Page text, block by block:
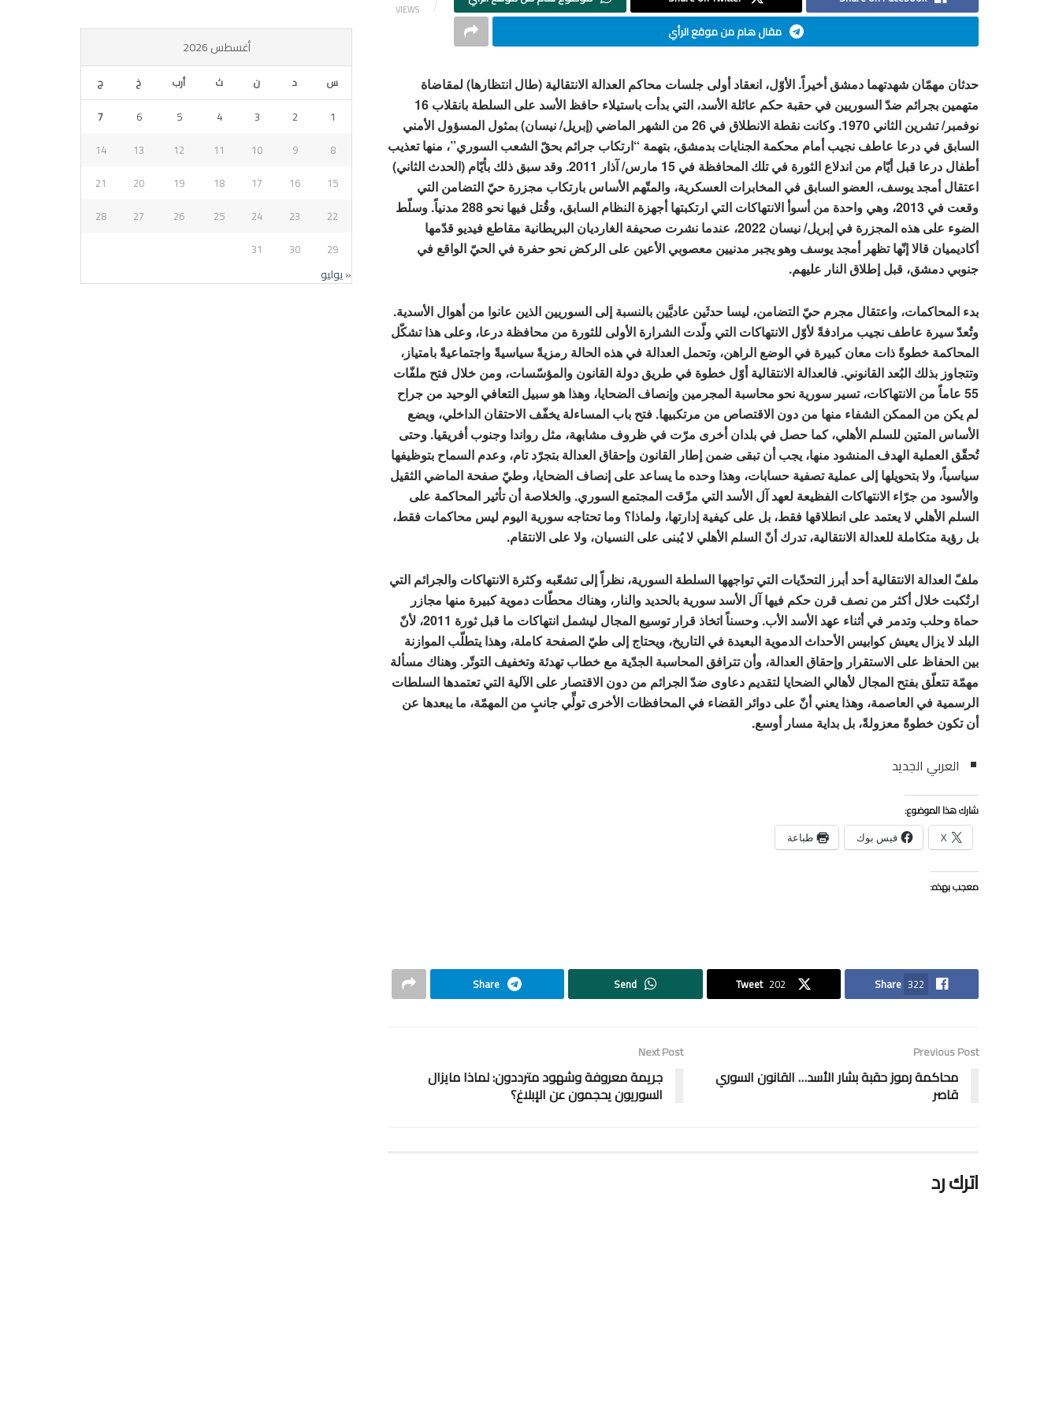
VIEWS
مقال هام من موقع الرأي
حدثان مهمّان شهدتهما دمشق أخيراً. الأوّل، انعقاد أولى جلسات محاكم العدالة الانتقالية (طال انتظارها) لمقاضاة
متهمين بجرائم ضدّ السوريين في حقبة حكم عائلة الأسد، التي بدأت باستيلاء حافظ الأسد على السلطة بانقلاب 16
نوفمبر/ تشرين الثاني 1970. وكانت نقطة الانطلاق في 26 من الشهر الماضي (إبريل/ نيسان) بمثول المسؤول الأمني
السابق في درعا عاطف نجيب أمام محكمة الجنايات بدمشق، بتهمة “ارتكاب جرائم بحقّ الشعب السوري”، منها تعذيب
أطفال درعا قبل أيّام من اندلاع الثورة في تلك المحافظة في 15 مارس/ آذار 2011. وقد سبق ذلك بأيّام (الحدث الثاني)
اعتقال أمجد يوسف، العضو السابق في المخابرات العسكرية، والمتّهم الأساس بارتكاب مجزرة حيّ التضامن التي
وقعت في 2013، وهي واحدة من أسوأ الانتهاكات التي ارتكبتها أجهزة النظام السابق، وقُتل فيها نحو 288 مدنياً. وسلّط
الضوء على هذه المجزرة في إبريل/ نيسان 2022، عندما نشرت صحيفة الغارديان البريطانية مقاطع فيديو قدّمها
أكاديميان قالا إنّها تظهر أمجد يوسف وهو يجبر مدنيين معصوبي الأعين على الركض نحو حفرة في الحيّ الواقع في
جنوبي دمشق، قبل إطلاق النار عليهم.
بدء المحاكمات، واعتقال مجرم حيّ التضامن، ليسا حدثَين عاديَّين بالنسبة إلى السوريين الذين عانوا من أهوال الأسدية.
وتُعدّ سيرة عاطف نجيب مرادفةً لأوّل الانتهاكات التي ولّدت الشرارة الأولى للثورة من محافظة درعا، وعلى هذا تشكّل
المحاكمة خطوةً ذات معان كبيرة في الوضع الراهن، وتحمل العدالة في هذه الحالة رمزيةً سياسيةً واجتماعيةً بامتياز،
وتتجاوز بذلك البُعد القانوني. فالعدالة الانتقالية أوّل خطوة في طريق دولة القانون والمؤسّسات، ومن خلال فتح ملفّات
55 عاماً من الانتهاكات، تسير سورية نحو محاسبة المجرمين وإنصاف الضحايا، وهذا هو سبيل التعافي الوحيد من جراح
لم يكن من الممكن الشفاء منها من دون الاقتصاص من مرتكبيها. فتح باب المساءلة يخفّف الاحتقان الداخلي، ويضع
الأساس المتين للسلم الأهلي، كما حصل في بلدان أخرى مرّت في ظروف مشابهة، مثل رواندا وجنوب أفريقيا. وحتى
تُحقّق العملية الهدف المنشود منها، يجب أن تبقى ضمن إطار القانون وإحقاق العدالة بتجرّد تام، وعدم السماح بتوظيفها
سياسياً، ولا بتحويلها إلى عملية تصفية حسابات، وهذا وحده ما يساعد على إنصاف الضحايا، وطيّ صفحة الماضي الثقيل
والأسود من جرّاء الانتهاكات الفظيعة لعهد آل الأسد التي مزّقت المجتمع السوري. والخلاصة أن تأثير المحاكمة على
السلم الأهلي لا يعتمد على انطلاقها فقط، بل على كيفية إدارتها، ولماذا؟ وما تحتاجه سورية اليوم ليس محاكمات فقط،
بل رؤية متكاملة للعدالة الانتقالية، تدرك أنّ السلم الأهلي لا يُبنى على النسيان، ولا على الانتقام.
ملفّ العدالة الانتقالية أحد أبرز التحدّيات التي تواجهها السلطة السورية، نظراً إلى تشعّبه وكثرة الانتهاكات والجرائم التي
ارتُكبت خلال أكثر من نصف قرن حكم فيها آل الأسد سورية بالحديد والنار، وهناك محطّات دموية كبيرة منها مجازر
حماة وحلب وتدمر في أثناء عهد الأسد الأب. وحسناً اتخاذ قرار توسيع المجال ليشمل انتهاكات ما قبل ثورة 2011، لأنّ
البلد لا يزال يعيش كوابيس الأحداث الدموية البعيدة في التاريخ، ويحتاج إلى طيّ الصفحة كاملة، وهذا يتطلّب الموازنة
بين الحفاظ على الاستقرار وإحقاق العدالة، وأن تترافق المحاسبة الجدّية مع خطاب تهدئة وتخفيف التوتّر. وهناك مسألة
مهمّة تتعلّق بفتح المجال لأهالي الضحايا لتقديم دعاوى ضدّ الجرائم من دون الاقتصار على الآلية التي تعتمدها السلطات
الرسمية في العاصمة، وهذا يعني أنّ على دوائر القضاء في المحافظات الأخرى تولِّي جانبٍ من المهمّة، ما يبعدها عن
أن تكون خطوةً معزولةً، بل بداية مسار أوسع.
العربي الجديد
شارك هذا الموضوع:
X فيس بوك طباعة
معجب بهذه:
Share 322
Tweet 202
Send
Share
Previous Post
محاكمة رموز حقبة بشار الأسد… القانون السوري
قاصر
Next Post
جريمة معروفة وشهود مترددون: لماذا مايزال
السوريون يحجمون عن الإبلاغ؟
اترك رد
أغسطس 2026
س د ن ث أرب خ ج
1
2
3
4
5
6
7
8
9
10
11
12
13
14
15
16
17
18
19
20
21
22
23
24
25
26
27
28
29
30
31
« يوليو